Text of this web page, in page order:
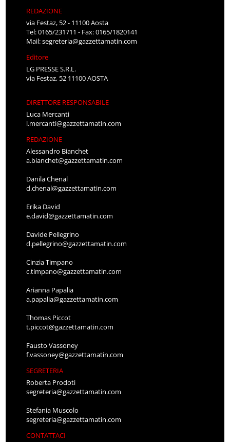
REDAZIONE
via Festaz, 52 - 11100 Aosta
Tel: 0165/231711 - Fax: 0165/1820141
Mail:segreteria@gazzettamatin.com
Editore
LG PRESSE S.R.L.
via Festaz, 52 11100 AOSTA
DIRETTORE RESPONSABILE
Luca Mercanti
l.mercanti@gazzettamatin.com
REDAZIONE
Alessandro Bianchet
a.bianchet@gazzettamatin.com
Danila Chenal
d.chenal@gazzettamatin.com
Erika David
e.david@gazzettamatin.com
Davide Pellegrino
d.pellegrino@gazzettamatin.com
Cinzia Timpano
c.timpano@gazzettamatin.com
Arianna Papalia
a.papalia@gazzettamatin.com
Thomas Piccot
t.piccot@gazzettamatin.com
Fausto Vassoney
f.vassoney@gazzettamatin.com
SEGRETERIA
Roberta Prodoti
segreteria@gazzettamatin.com
Stefania Muscolo
segreteria@gazzettamatin.com
CONTATTACI